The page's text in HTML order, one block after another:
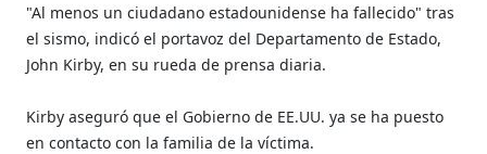
"Al menos un ciudadano estadounidense ha fallecido" tras
el sismo, indicó el portavoz del Departamento de Estado,
John Kirby, en su rueda de prensa diaria.
Kirby aseguró que el Gobierno de EE.UU. ya se ha puesto
en contacto con la familia de la víctima.